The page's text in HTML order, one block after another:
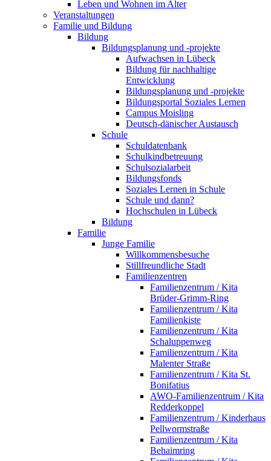
Leben und Wohnen im Alter
Veranstaltungen
Familie und Bildung
Bildung
Bildungsplanung und -projekte
Aufwachsen in Lübeck
Bildung für nachhaltige
Entwicklung
Bildungsplanung und -projekte
Bildungsportal Soziales Lernen
Campus Moisling
Deutsch-dänischer Austausch
Schule
Schuldatenbank
Schulkindbetreuung
Schulsozialarbeit
Bildungsfonds
Soziales Lernen in Schule
Schule und dann?
Hochschulen in Lübeck
Bildung
Familie
Junge Familie
Willkommensbesuche
Stillfreundliche Stadt
Familienzentren
Familienzentrum / Kita
Brüder-Grimm-Ring
Familienzentrum / Kita
Familienkiste
Familienzentrum / Kita
Schaluppenweg
Familienzentrum / Kita
Malenter Straße
Familienzentrum / Kita St.
Bonifatius
AWO-Familienzentrum / Kita
Redderkoppel
Familienzentrum / Kinderhaus
Pellwormstraße
Familienzentrum / Kita
Behaimring